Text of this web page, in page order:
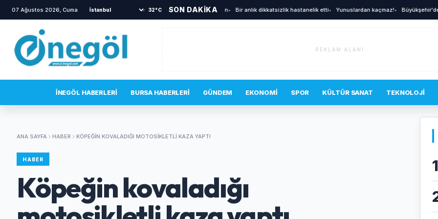
07 Ağustos 2026, Cuma 32°C SON DAKİKA
TOKİ sakinlerini korkutan yangın• Bir anlık dikkatsizlik hastanelik etti• Yunuslardan kaçmaz!• Büyükşehir'den
REKLAM ALANI
İNEGÖL HABERLERI BURSA HABERLERI GÜNDEM EKONOMI SPOR KÜLTÜR SANAT TEKNOLOJI
ANA SAYFA HABER KÖPEĞIN KOVALADIĞI MOTOSIKLETLI KAZA YAPTI
HABER
Köpeğin kovaladığı
1